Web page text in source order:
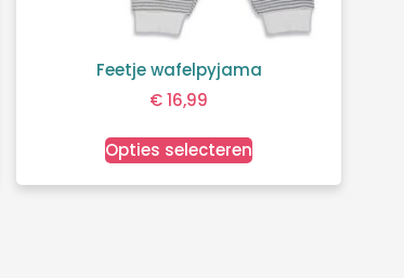
Feetje wafelpyjama
€16,99
Opties selecteren